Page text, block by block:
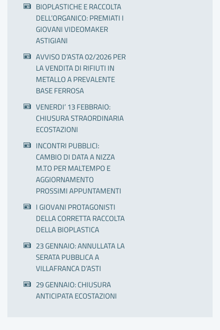
BIOPLASTICHE E RACCOLTA
DELL’ORGANICO: PREMIATI I
GIOVANI VIDEOMAKER
ASTIGIANI
AVVISO D’ASTA 02/2026 PER
LA VENDITA DI RIFIUTI IN
METALLO A PREVALENTE
BASE FERROSA
VENERDI’ 13 FEBBRAIO:
CHIUSURA STRAORDINARIA
ECOSTAZIONI
INCONTRI PUBBLICI:
CAMBIO DI DATA A NIZZA
M.TO PER MALTEMPO E
AGGIORNAMENTO
PROSSIMI APPUNTAMENTI
I GIOVANI PROTAGONISTI
DELLA CORRETTA RACCOLTA
DELLA BIOPLASTICA
23 GENNAIO: ANNULLATA LA
SERATA PUBBLICA A
VILLAFRANCA D’ASTI
29 GENNAIO: CHIUSURA
ANTICIPATA ECOSTAZIONI